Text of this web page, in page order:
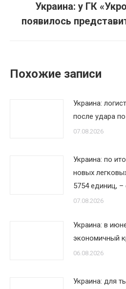
Украина: у ГК
появилось
Похожие записи
Украина:
после удара
07.08.2026
Украина: по
новых
5754 единиц, –
07.08.2026
Украина: в
экономичный
06.08.2026
Украина: для